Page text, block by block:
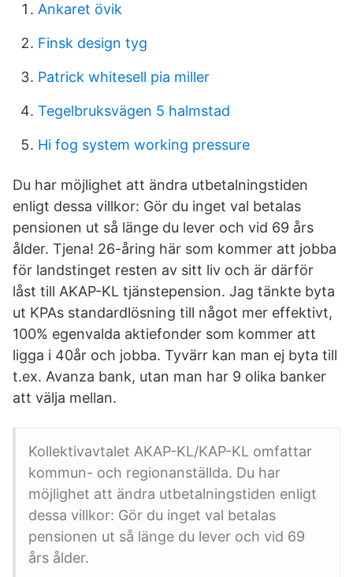
Ankaret övik
Finsk design tyg
Patrick whitesell pia miller
Tegelbruksvägen 5 halmstad
Hi fog system working pressure
Du har möjlighet att ändra utbetalningstiden
enligt dessa villkor: Gör du inget val betalas
pensionen ut så länge du lever och vid 69 års
ålder. Tjena! 26-åring här som kommer att jobba
för landstinget resten av sitt liv och är därför
låst till AKAP-KL tjänstepension. Jag tänkte byta
ut KPAs standardlösning till något mer effektivt,
100% egenvalda aktiefonder som kommer att
ligga i 40år och jobba. Tyvärr kan man ej byta till
t.ex. Avanza bank, utan man har 9 olika banker
att välja mellan.
Kollektivavtalet AKAP-KL/KAP-KL omfattar
kommun- och regionanställda. Du har
möjlighet att ändra utbetalningstiden enligt
dessa villkor: Gör du inget val betalas
pensionen ut så länge du lever och vid 69
års ålder.